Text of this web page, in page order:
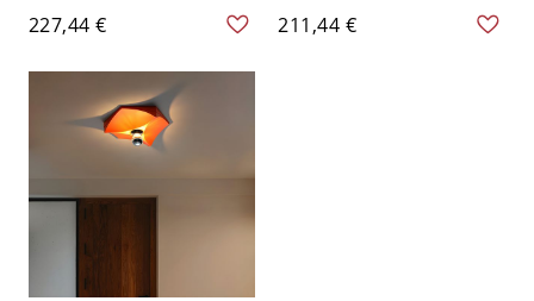
- Weißer Schirm - Orange
110V-120V 41,91 cm
227,44 €
Acrylschirm - Orange
110V-120V 49,53 cm
211,44 €